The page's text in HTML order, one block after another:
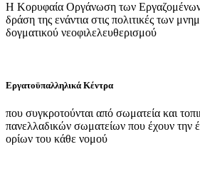
Η Κορυφαία Οργάνωση των Εργαζομένων
δράση της ενάντια στις πολιτικές των
δογματικού νεοφιλελευθερισμού
Εργατοϋπαλληλικά Κέντρα
που συγκροτούνται από σωματεία και
πανελλαδικών σωματείων που έχουν την
ορίων του κάθε νομού